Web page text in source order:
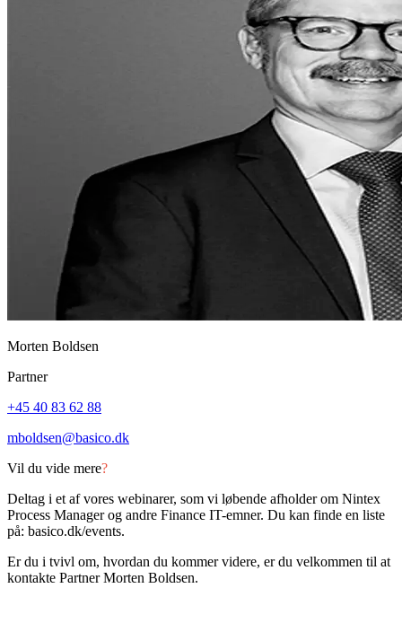
Morten Boldsen
Partner
+45 40 83 62 88
mboldsen@basico.dk
Vil du vide mere?
Deltag i et af vores webinarer, som vi løbende afholder om Nintex
Process Manager og andre Finance IT-emner. Du kan finde en liste
på: basico.dk/events.
Er du i tvivl om, hvordan du kommer videre, er du velkommen til at
kontakte Partner Morten Boldsen.